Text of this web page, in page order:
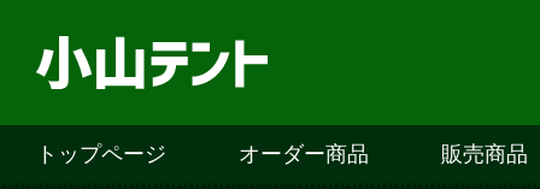
トップページ オーダー商品 販売商品